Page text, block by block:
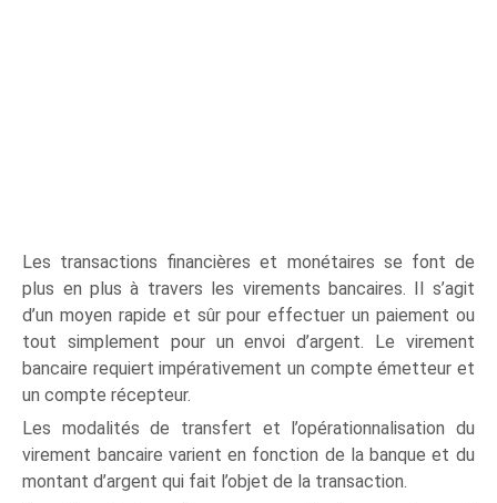
Les transactions financières et monétaires se font de
plus en plus à travers les virements bancaires. Il s’agit
d’un moyen rapide et sûr pour effectuer un paiement ou
tout simplement pour un envoi d’argent. Le virement
bancaire requiert impérativement un compte émetteur et
un compte récepteur.
Les modalités de transfert et l’opérationnalisation du
virement bancaire varient en fonction de la banque et du
montant d’argent qui fait l’objet de la transaction.